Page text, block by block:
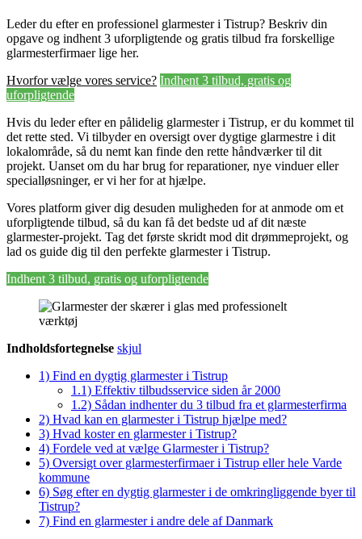
Leder du efter en professionel glarmester i Tistrup? Beskriv din
opgave og indhent 3 uforpligtende og gratis tilbud fra forskellige
glarmesterfirmaer lige her.
Hvorfor vælge vores service? Indhent 3 tilbud, gratis og
uforpligtende
Hvis du leder efter en pålidelig glarmester i Tistrup, er du kommet til
det rette sted. Vi tilbyder en oversigt over dygtige glarmestre i dit
lokalområde, så du nemt kan finde den rette håndværker til dit
projekt. Uanset om du har brug for reparationer, nye vinduer eller
specialløsninger, er vi her for at hjælpe.
Vores platform giver dig desuden muligheden for at anmode om et
uforpligtende tilbud, så du kan få det bedste ud af dit næste
glarmester-projekt. Tag det første skridt mod dit drømmeprojekt, og
lad os guide dig til den perfekte glarmester i Tistrup.
Indhent 3 tilbud, gratis og uforpligtende
Indholdsfortegnelse skjul
1) Find en dygtig glarmester i Tistrup
1.1) Effektiv tilbudsservice siden år 2000
1.2) Sådan indhenter du 3 tilbud fra et glarmesterfirma
2) Hvad kan en glarmester i Tistrup hjælpe med?
3) Hvad koster en glarmester i Tistrup?
4) Fordele ved at vælge Glarmester i Tistrup?
5) Oversigt over glarmesterfirmaer i Tistrup eller hele Varde
kommune
6) Søg efter en dygtig glarmester i de omkringliggende byer til
Tistrup?
7) Find en glarmester i andre dele af Danmark